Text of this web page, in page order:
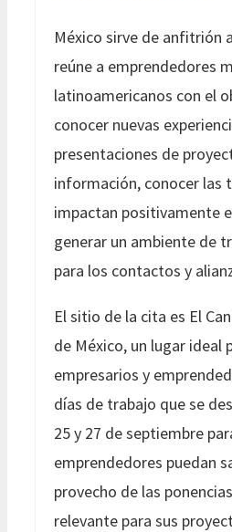
México sirve de anfitrión
reúne a emprendedores
latinoamericanos con el
conocer nuevas
presentaciones de
información, conocer las
impactan positivamente
generar un ambiente de
para los contactos y
El sitio de la cita es El
de México, un lugar ideal
empresarios y
días de trabajo que se
25 y 27 de septiembre
emprendedores puedan
provecho de las
relevante para sus